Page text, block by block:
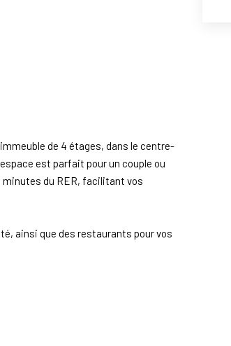
de 4 étages, dans le centre-
est parfait pour un couple ou
minutes du RER, facilitant vos
ainsi que des restaurants pour vos